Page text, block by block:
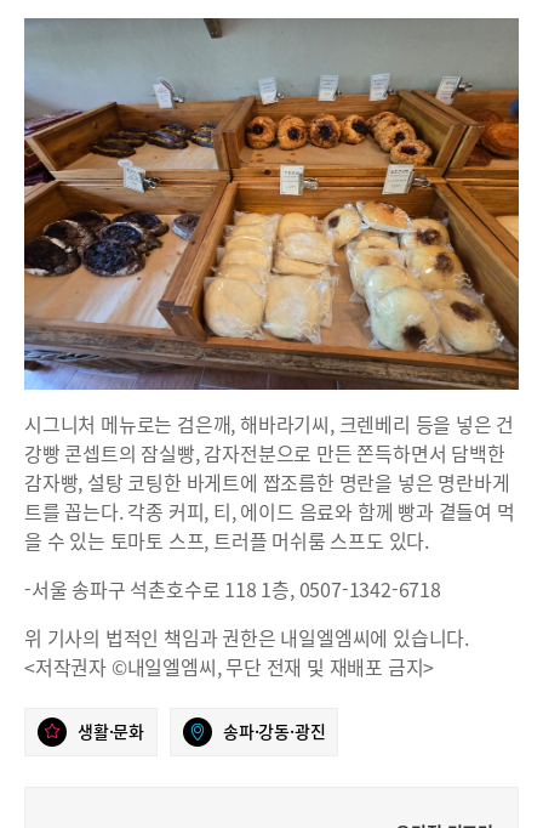
시그니처 메뉴로는 검은깨, 해바라기씨, 크렌베리 등을 넣은 건
강빵 콘셉트의 잠실빵, 감자전분으로 만든 쫀득하면서 담백한
감자빵, 설탕 코팅한 바게트에 짭조름한 명란을 넣은 명란바게
트를 꼽는다. 각종 커피, 티, 에이드 음료와 함께 빵과 곁들여 먹
을 수 있는 토마토 스프, 트러플 머쉬룸 스프도 있다.
-서울 송파구 석촌호수로 118 1층, 0507-1342-6718
위 기사의 법적인 책임과 권한은 내일엘엠씨에 있습니다.
<저작권자 ©내일엘엠씨, 무단 전재 및 재배포 금지>
생활·문화 송파·강동·광진